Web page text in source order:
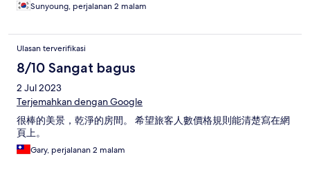
Sunyoung, perjalanan 2 malam
Ulasan terverifikasi
8/10 Sangat bagus
2 Jul 2023
Terjemahkan dengan Google
很棒的美景，乾淨的房間。 希望旅客人數價格規則能清楚寫在網
頁上。
Gary, perjalanan 2 malam